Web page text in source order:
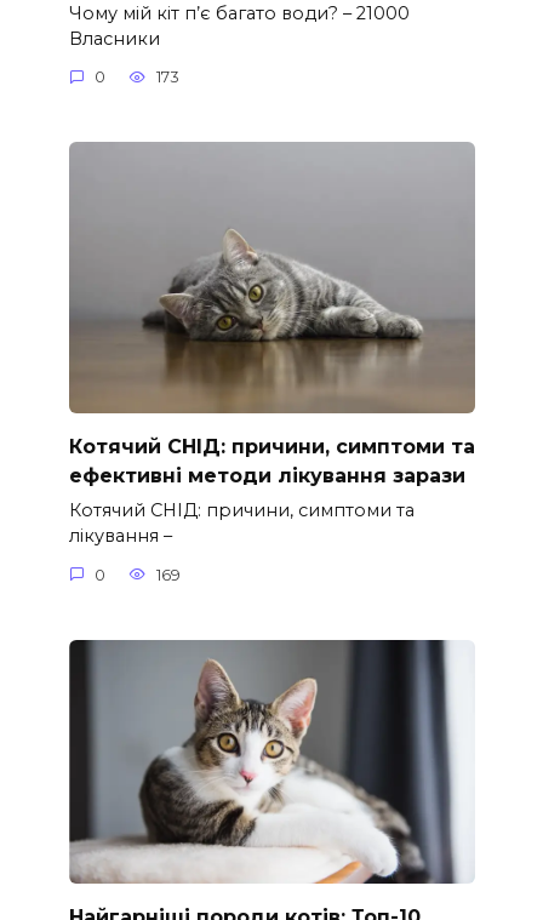
Чому мій кіт п’є багато води? – 21000
Власники
0 173
Котячий СНІД: причини, симптоми та
ефективні методи лікування зарази
Котячий СНІД: причини, симптоми та
лікування –
0 169